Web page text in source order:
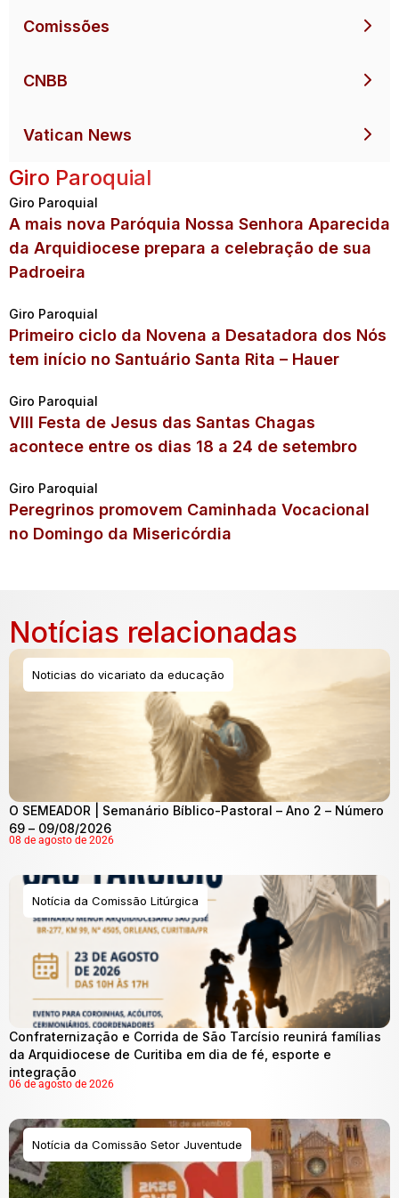
Comissões
CNBB
Vatican News
Giro Paroquial
Giro Paroquial
A mais nova Paróquia Nossa Senhora Aparecida
da Arquidiocese prepara a celebração de sua
Padroeira
Giro Paroquial
Primeiro ciclo da Novena a Desatadora dos Nós
tem início no Santuário Santa Rita – Hauer
Giro Paroquial
VIII Festa de Jesus das Santas Chagas
acontece entre os dias 18 a 24 de setembro
Giro Paroquial
Peregrinos promovem Caminhada Vocacional
no Domingo da Misericórdia
Notícias relacionadas
Noticias do vicariato da educação
O SEMEADOR | Semanário Bíblico-Pastoral – Ano 2 – Número
69 – 09/08/2026
08 de agosto de 2026
Notícia da Comissão Litúrgica
Confraternização e Corrida de São Tarcísio reunirá famílias
da Arquidiocese de Curitiba em dia de fé, esporte e
integração
06 de agosto de 2026
Notícia da Comissão Setor Juventude